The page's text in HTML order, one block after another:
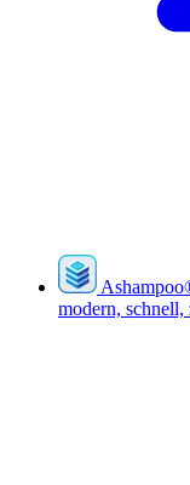
Ashampoo
modern, schnell,